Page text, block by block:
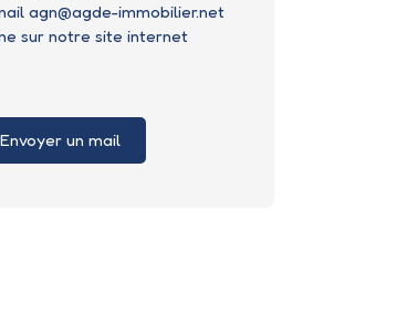
agn@agde-immobilier.net
sur notre site internet
Envoyer un mail